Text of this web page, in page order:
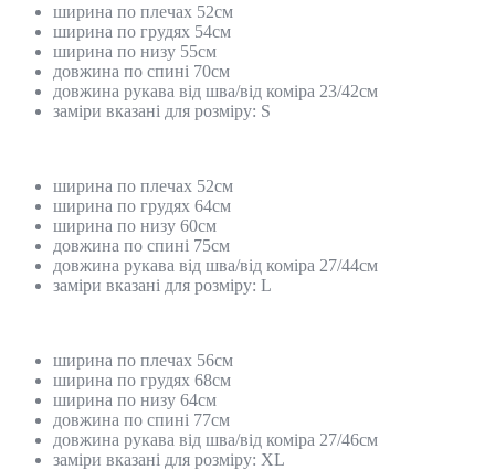
ширина по плечах 52см
ширина по грудях 54см
ширина по низу 55см
довжина по спині 70см
довжина рукава від шва/від коміра 23/42см
заміри вказані для розміру: S
ширина по плечах 52см
ширина по грудях 64см
ширина по низу 60см
довжина по спині 75см
довжина рукава від шва/від коміра 27/44см
заміри вказані для розміру: L
ширина по плечах 56см
ширина по грудях 68см
ширина по низу 64см
довжина по спині 77см
довжина рукава від шва/від коміра 27/46см
заміри вказані для розміру: XL